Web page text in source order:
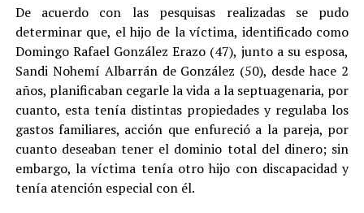
De acuerdo con las pesquisas realizadas se pudo
determinar que, el hijo de la víctima, identificado como
Domingo Rafael González Erazo (47), junto a su esposa,
Sandi Nohemí Albarrán de González (50), desde hace 2
años, planificaban cegarle la vida a la septuagenaria, por
cuanto, esta tenía distintas propiedades y regulaba los
gastos familiares, acción que enfureció a la pareja, por
cuanto deseaban tener el dominio total del dinero; sin
embargo, la víctima tenía otro hijo con discapacidad y
tenía atención especial con él.